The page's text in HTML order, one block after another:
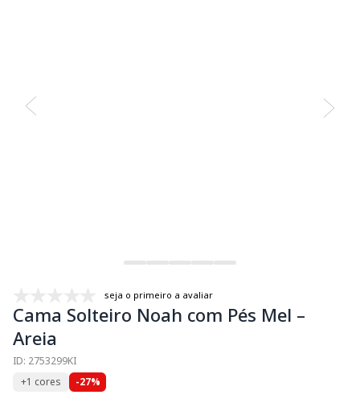
seja o primeiro a avaliar
Cama Solteiro Noah com Pés Mel –
Areia
ID: 2753299KI
+1 cores
-27%